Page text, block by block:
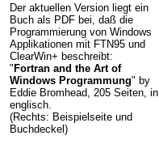
Der aktuellen Version liegt ein
Buch als PDF bei, daß die
Programmierung von Windows
Applikationen mit FTN95 und
ClearWin+ beschreibt:
" Fortran and the Art of
Windows Programmung" by
Eddie Bromhead, 205 Seiten, in
englisch.
(Rechts: Beispielseite und
Buchdeckel)